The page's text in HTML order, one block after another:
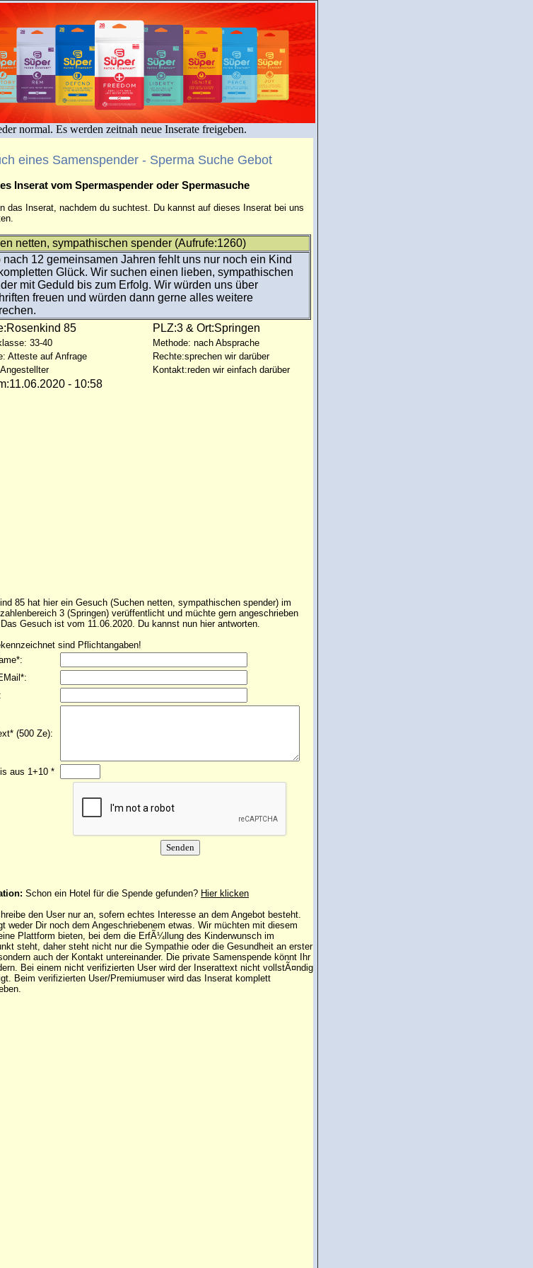
normal. Es werden zeitnah neue Inserate freigeben.
eines Samenspender - Sperma Suche Gebot
Inserat vom Spermaspender oder Spermasuche
das Inserat, nachdem du suchtest. Du kannst auf dieses Inserat bei uns
netten, sympathischen spender (Aufrufe:1260)
nach 12 gemeinsamen Jahren fehlt uns nur noch ein Kind
Glück. Wir suchen einen lieben, sympathischen
mit Geduld bis zum Erfolg. Wir würden uns über
freuen und würden dann gerne alles weitere
85
PLZ:3 & Ort:Springen
33-40
Methode: nach Absprache
Atteste auf Anfrage
Rechte:sprechen wir darüber
Kontakt:reden wir einfach darüber
- 10:58
85 hat hier ein Gesuch (Suchen netten, sympathischen spender) im
3 (Springen) verüffentlicht und müchte gern angeschrieben
Gesuch ist vom 11.06.2020. Du kannst nun hier antworten.
sind Pflichtangaben!
(500 Ze):
aus 1+10 *
Schon ein Hotel für die Spende gefunden? Hier klicken
den User nur an, sofern echtes Interesse an dem Angebot besteht.
weder Dir noch dem Angeschriebenem etwas. Wir müchten mit diesem
Plattform bieten, bei dem die ErfÃ¼llung des Kinderwunsch im
steht, daher steht nicht nur die Sympathie oder die Gesundheit an erster
auch der Kontakt untereinander. Die private Samenspende könnt Ihr
Bei einem nicht verifizierten User wird der Inserattext nicht vollstÃ¤ndig
Beim verifizierten User/Premiumuserwird das Inserat komplett